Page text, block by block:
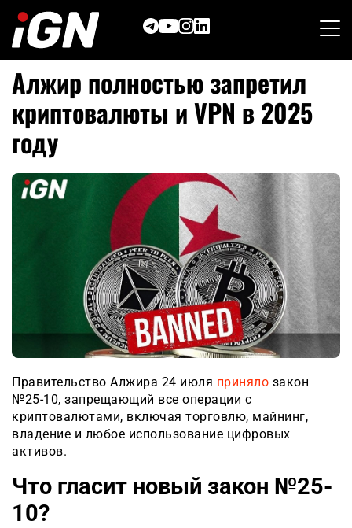
content
Алжир полностью запретил
криптовалюты и VPN в 2025
году
Правительство Алжира 24 июля приняло закон
№25-10, запрещающий все операции с
криптовалютами, включая торговлю, майнинг,
владение и любое использование цифровых
активов.
Что гласит новый закон №25-
10?